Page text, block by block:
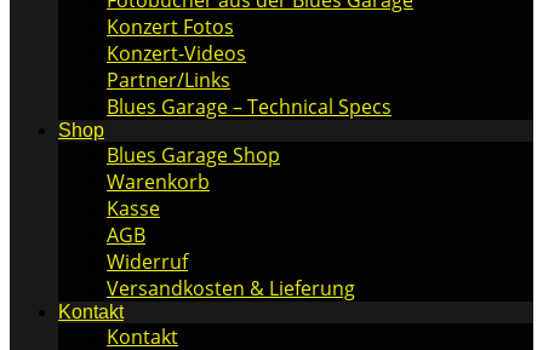
Konzert Fotos
Konzert-Videos
Partner/Links
Blues Garage – Technical Specs
Shop
Blues Garage Shop
Warenkorb
Kasse
AGB
Widerruf
Versandkosten & Lieferung
Kontakt
Kontakt